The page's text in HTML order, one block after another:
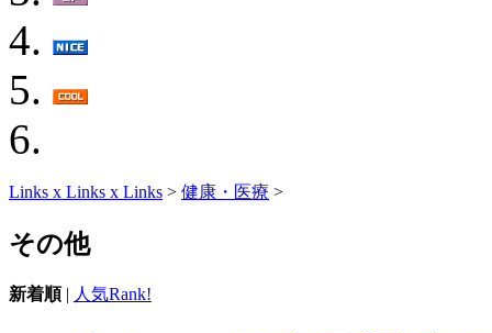
Links x Links x Links > 健康・医療 >
その他
新着順| 人気Rank!